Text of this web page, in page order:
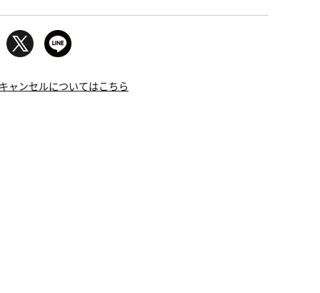
ャンセルについてはこちら